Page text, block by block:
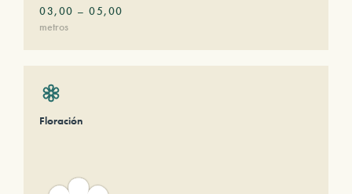
03,00 – 05,00
metros
Floración